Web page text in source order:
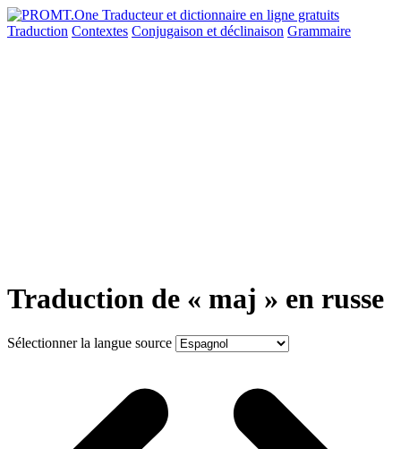
Traduction Contextes Conjugaison et déclinaison Grammaire
Traduction de « maj » en russe
Sélectionner la langue source